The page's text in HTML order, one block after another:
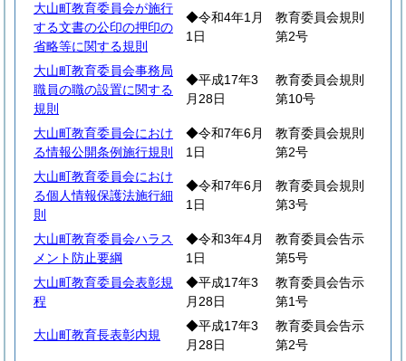
大山町教育委員会が施行
する文書の公印の押印の
省略等に関する規則
◆令和4年1月
1日
教育委員会規則
第2号
大山町教育委員会事務局
職員の職の設置に関する
規則
◆平成17年3
月28日
教育委員会規則
第10号
大山町教育委員会におけ
る情報公開条例施行規則
◆令和7年6月
1日
教育委員会規則
第2号
大山町教育委員会におけ
る個人情報保護法施行細
則
◆令和7年6月
1日
教育委員会規則
第3号
大山町教育委員会ハラス
メント防止要綱
◆令和3年4月
1日
教育委員会告示
第5号
大山町教育委員会表彰規
程
◆平成17年3
月28日
教育委員会告示
第1号
大山町教育長表彰内規
◆平成17年3
月28日
教育委員会告示
第2号